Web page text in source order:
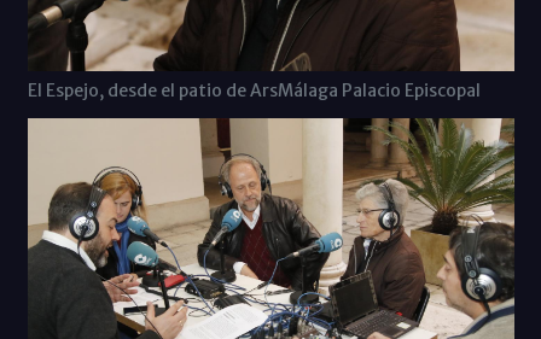
El Espejo, desde el patio de ArsMálaga Palacio Episcopal